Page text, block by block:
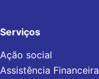
Serviços
Ação social
Assistência Financeira